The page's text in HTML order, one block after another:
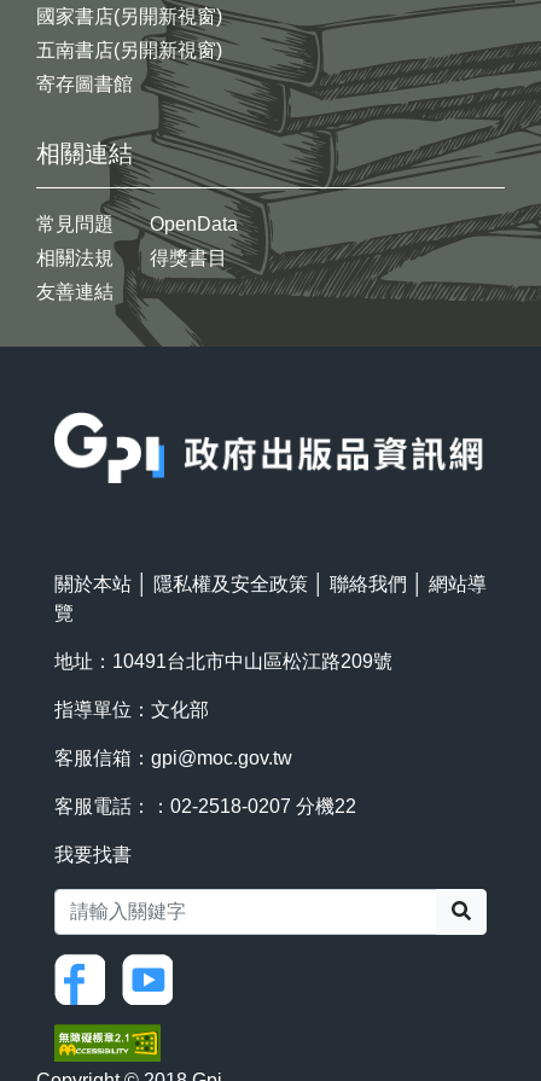
國家書店(另開新視窗)
五南書店(另開新視窗)
寄存圖書館
相關連結
常見問題
相關法規
友善連結
OpenData
得獎書目
關於本站 隱私權及安全政策 聯絡我們
網站導
覽
地址：10491台北市中山區松江路209號
指導單位：文化部
客服信箱： gpi@moc.gov.tw
客服電話：：02-2518-0207 分機22
我要找書